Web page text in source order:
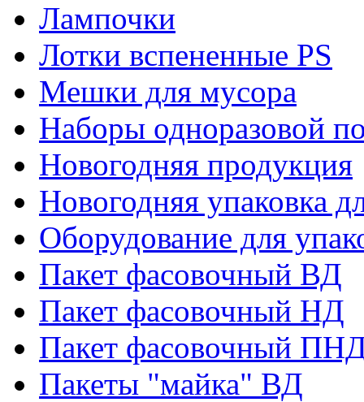
Лампочки
Лотки вспененные PS
Мешки для мусора
Наборы одноразовой
Новогодняя продукция
Новогодняя упаковка
Оборудование для
Пакет фасовочный ВД
Пакет фасовочный НД
Пакет фасовочный
Пакеты "майка" ВД